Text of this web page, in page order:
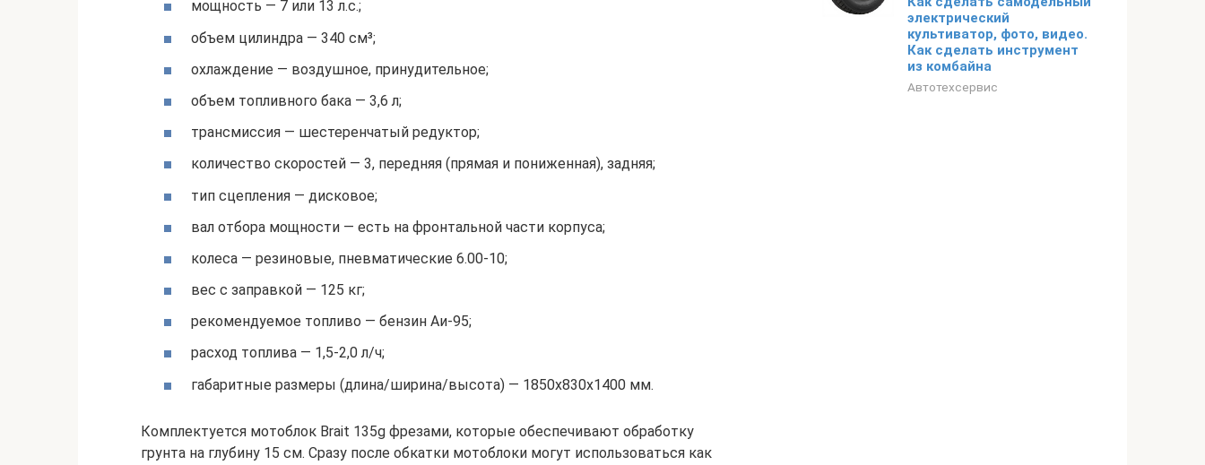
мощность — 7 или 13 л.с.;
объем цилиндра — 340 см³;
охлаждение — воздушное, принудительное;
объем топливного бака — 3,6 л;
трансмиссия — шестеренчатый редуктор;
количество скоростей — 3, передняя (прямая и пониженная), задняя;
тип сцепления — дисковое;
вал отбора мощности — есть на фронтальной части корпуса;
колеса — резиновые, пневматические 6.00-10;
вес с заправкой — 125 кг;
рекомендуемое топливо — бензин Аи-95;
расход топлива — 1,5-2,0 л/ч;
габаритные размеры (длина/ширина/высота) — 1850х830х1400 мм.
Комплектуется мотоблок Brait 135g фрезами, которые обеспечивают обработку
грунта на глубину 15 см. Сразу после обкатки мотоблоки могут использоваться как
электрический
культиватор, фото, видео.
Как сделать инструмент
из комбайна
Автотехсервис